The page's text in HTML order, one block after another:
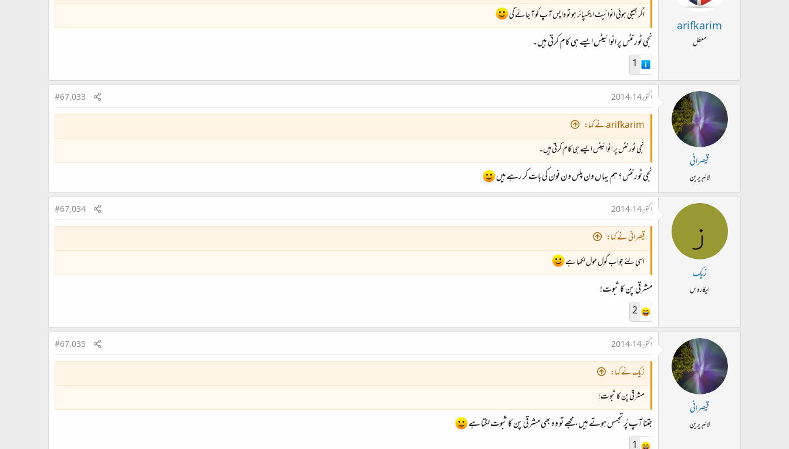
arifkarim
معطل
اگر بھیجی ہوئی انوائیٹ ایکسپائر ہو تو واپس آپ کو آ جائے گی
نجی ٹورنٹس پر انوائیٹس ایسے ہی کام کرتی ہیں۔
1
قیصرانی
لائبریرین
اکتوبر 14، 2014 #67,033
arifkarim نے کہا:
نجی ٹورنٹس پر انوائیٹس ایسے ہی کام کرتی ہیں۔
نجی ٹورنٹس؟ ہم یہاں ون پلس ون فون کی بات کر رہے ہیں
ز
زیک
ایکاروس
اکتوبر 14، 2014 #67,034
قیصرانی نے کہا:
اسی لئے جواب گول مول لکھا ہے
مشرقی پن کا ثبوت!
2
قیصرانی
لائبریرین
اکتوبر 14، 2014 #67,035
زیک نے کہا:
مشرقی پن کا ثبوت!
جتنا آپ پُر تجسس ہوتے ہیں، مجھے تو وہ بھی مشرقی پن کا ثبوت لگتا ہے
1